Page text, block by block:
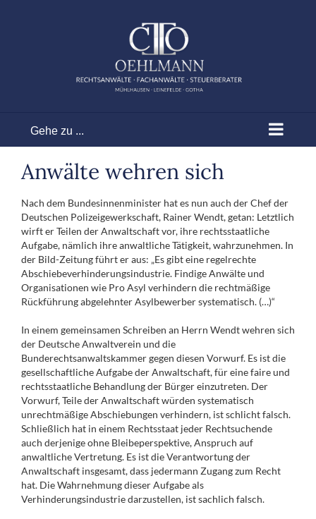
Gehe zu ...
Anwälte wehren sich
Nach dem Bundesinnenminister hat es nun auch der Chef der
Deutschen Polizeigewerkschaft, Rainer Wendt, getan: Letztlich
wirft er Teilen der Anwaltschaft vor, ihre rechtsstaatliche
Aufgabe, nämlich ihre anwaltliche Tätigkeit, wahrzunehmen. In
der Bild-Zeitung führt er aus: „Es gibt eine regelrechte
Abschiebeverhinderungsindustrie. Findige Anwälte und
Organisationen wie Pro Asyl verhindern die rechtmäßige
Rückführung abgelehnter Asylbewerber systematisch. (…)“
In einem gemeinsamen Schreiben an Herrn Wendt wehren sich
der Deutsche Anwaltverein und die
Bunderechtsanwaltskammer gegen diesen Vorwurf. Es ist die
gesellschaftliche Aufgabe der Anwaltschaft, für eine faire und
rechtsstaatliche Behandlung der Bürger einzutreten. Der
Vorwurf, Teile der Anwaltschaft würden systematisch
unrechtmäßige Abschiebungen verhindern, ist schlicht falsch.
Schließlich hat in einem Rechtsstaat jeder Rechtsuchende
auch derjenige ohne Bleibeperspektive, Anspruch auf
anwaltliche Vertretung. Es ist die Verantwortung der
Anwaltschaft insgesamt, dass jedermann Zugang zum Recht
hat. Die Wahrnehmung dieser Aufgabe als
Verhinderungsindustrie darzustellen, ist sachlich falsch.